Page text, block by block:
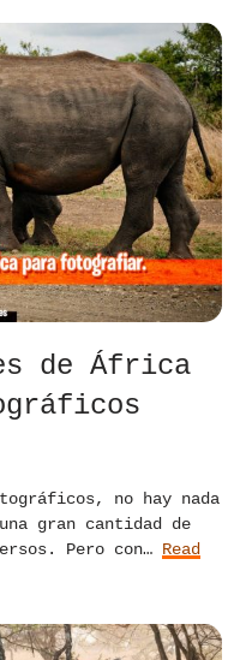
de África
no hay nada
gran cantidad de
Pero con… Read